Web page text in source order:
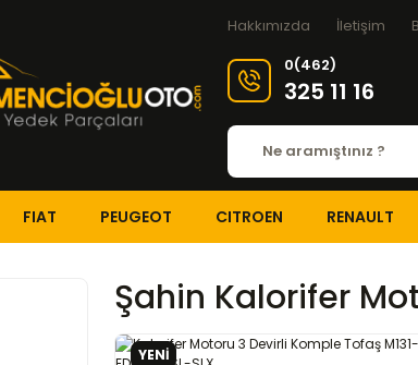
Hakkımızda İletişim
0(462)
325 11 16
FIAT PEUGEOT CITROEN RENAULT
Şahin Kalorifer
YENİ